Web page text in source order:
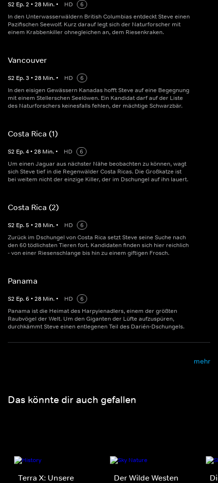
S2 Ep.2 • 28 Min. • HD
6
In den Unterwasserwäldern British Columbias entdeckt Steve einen
Pazifischen Seewolf. Kurz darauf legt sich der Naturforscher mit
einem Krabbenkiller ohnegleichen an, dem Riesenkraken.
Vancouver
S2 Ep.3 • 28 Min. • HD
6
In den eisigen Gewässern Kanadas hofft Steve auf eine Begegnung
mit einem Stellerschen Seelöwen. Ein Kandidat darf auf der Liste
des Naturforschers keinesfalls fehlen, der mächtige Schwarzbär.
Costa Rica (1)
S2 Ep.4 • 28 Min. • HD
6
Um einen Jaguar aus nächster Nähe beobachten zu können, wagt
sich Steve tief in die Regenwälder Costa Ricas. Die Großkatze ist
bei weitem nicht der einzige Killer, der im Dschungel auf ihn lauert.
Costa Rica (2)
S2 Ep.5 • 28 Min. • HD
6
Zurück im Dschungel von Costa Rica setzt Steve seine Suche nach
den 60 tödlichsten Tieren fort. Kandidaten finden sich hier reichlich
- von einer Riesenschlange bis hin zu einem giftigen Frosch.
Panama
S2 Ep.6 • 28 Min. • HD
6
Panama ist die Heimat des Harpyienadlers, einem der größten
Raubvögel der Welt. Um den Giganten der Lüfte aufzuspüren,
durchkämmt Steve einen entlegenen Teil des Darién-Dschungels.
mehr
Das könnte dir auch gefallen
Terra X: Unsere
Der Wilde Westen